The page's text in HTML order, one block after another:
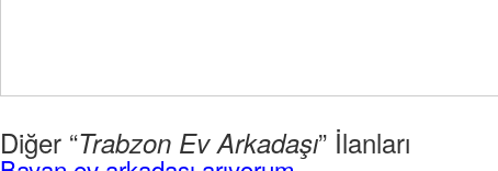
Diğer “Trabzon Ev Arkadaşı” İlanları